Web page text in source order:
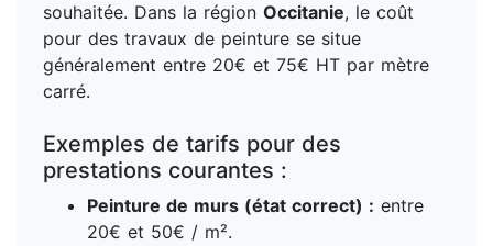
souhaitée. Dans la région Occitanie, le coût
pour des travaux de peinture se situe
généralement entre 20€ et 75€ HT par mètre
carré.
Exemples de tarifs pour des
prestations courantes :
Peinture de murs (état correct) : entre
20€ et 50€ / m².